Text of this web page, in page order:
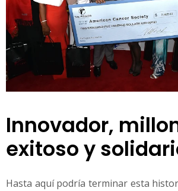
Innovador,
exitoso y
Hasta aquí podría terminar esta